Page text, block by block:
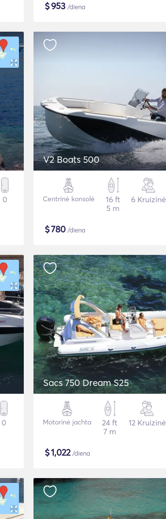
$953 /diena
0
V2 Boats 500
Centrinė konsolė
16 ft
5 m
6 Kruizinė
$780 /diena
0
Sacs 750 Dream S25
Motorinė jachta
24 ft
7 m
12 Kruizinė
$1,022/diena